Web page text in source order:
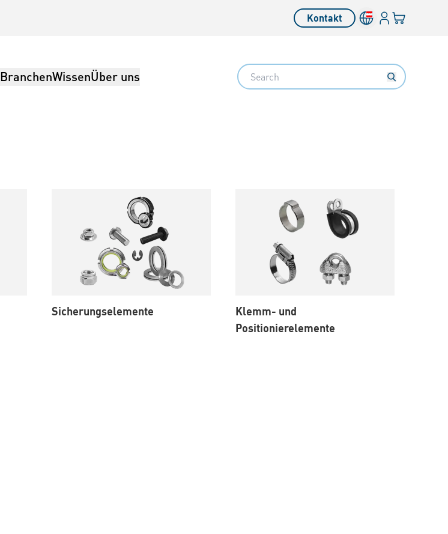
Kontakt Anmelden
Ihr
BranchenWissenÜber uns Search
Sicherungselemente
Klemm- und
Positionierelemente